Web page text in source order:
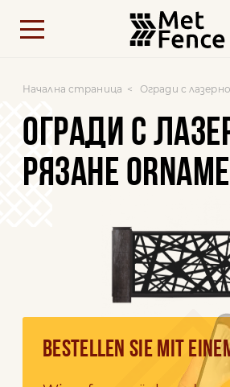
Начална страница
ОГРАДИ С
РЯЗАНЕ
BESTELLEN SIE MIT